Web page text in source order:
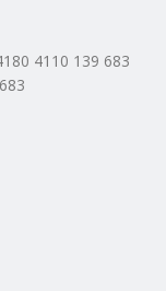
4110 139 683